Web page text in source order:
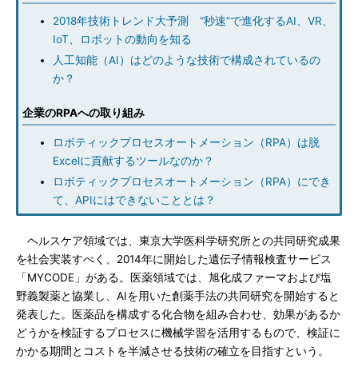
2018年技術トレンド大予測 “秒速”で進化するAI、VR、
IoT、ロボットの動向を知る
人工知能（AI）はどのような技術で構成されているの
か？
企業のRPAへの取り組み
ロボティックプロセスオートメーション（RPA）は脱
Excelに貢献するツールなのか？
ロボティックプロセスオートメーション（RPA）にでき
て、APIにはできないこととは？
ヘルスケア領域では、東京大学医科学研究所との共同研究成果
を社会実装すべく、2014年に開始した遺伝子情報検査サービス
「MYCODE」がある。医薬領域では、旭化成ファーマおよび塩
野義製薬と協業し、AIを用いた創薬手法の共同研究を開始すると
発表した。医薬品を構成する化合物を組み合わせ、効果があるか
どうかを検証するプロセスに機械学習を活用するもので、検証に
かかる期間とコストを半減させる技術の確立を目指すという。